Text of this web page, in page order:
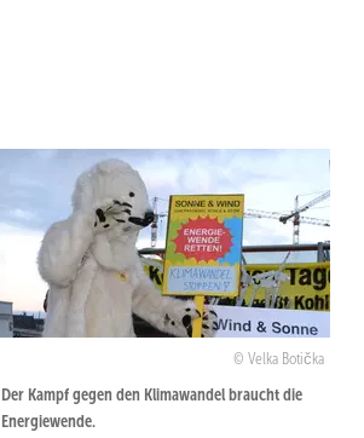
Velka Botička
Der Kampf gegen den Klimawandel braucht die
Energiewende.